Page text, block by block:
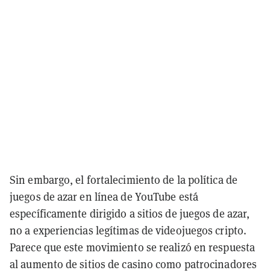
Sin embargo, el fortalecimiento de la política de
juegos de azar en línea de YouTube está
específicamente dirigido a sitios de juegos de azar,
no a experiencias legítimas de videojuegos cripto.
Parece que este movimiento se realizó en respuesta
al aumento de sitios de casino como patrocinadores